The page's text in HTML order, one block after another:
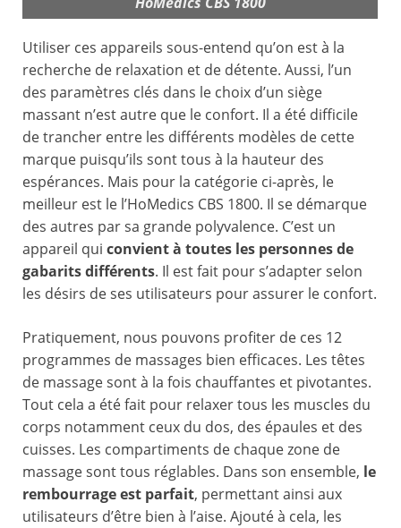
Utiliser ces appareils sous-entend qu’on est à la
recherche de relaxation et de détente. Aussi, l’un
des paramètres clés dans le choix d’un siège
massant n’est autre que le confort. Il a été difficile
de trancher entre les différents modèles de cette
marque puisqu’ils sont tous à la hauteur des
espérances. Mais pour la catégorie ci-après, le
meilleur est le l’HoMedics CBS 1800. Il se démarque
des autres par sa grande polyvalence. C’est un
appareil qui convient à toutes les personnes de
gabarits différents. Il est fait pour s’adapter selon
les désirs de ses utilisateurs pour assurer le confort.
Pratiquement, nous pouvons profiter de ces 12
programmes de massages bien efficaces. Les têtes
de massage sont à la fois chauffantes et pivotantes.
Tout cela a été fait pour relaxer tous les muscles du
corps notamment ceux du dos, des épaules et des
cuisses. Les compartiments de chaque zone de
massage sont tous réglables. Dans son ensemble, le
rembourrage est parfait, permettant ainsi aux
utilisateurs d’être bien à l’aise. Ajouté à cela, les